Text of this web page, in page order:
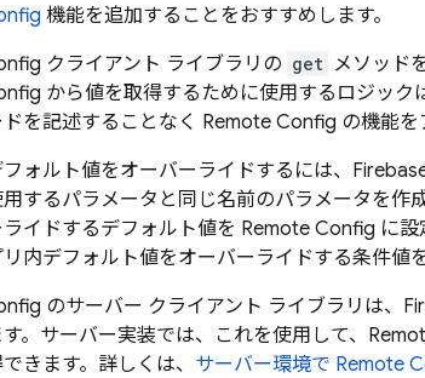
機能を追加することをおすすめします。
クライアント ライブラリの get メソッド
から値を取得するために使用するロジック
ドを記述することなく Remote Config の機能を
フォルト値をオーバーライドするには、
用するパラメータと同じ名前のパラメータを
ライドするデフォルト値を Remote Config に
リ内デフォルト値をオーバーライドする条件値
のサーバー クライアント ライブラリは、
す。サーバー実装では、これを使用して、
できます。詳しくは、 サーバー環境で Remote